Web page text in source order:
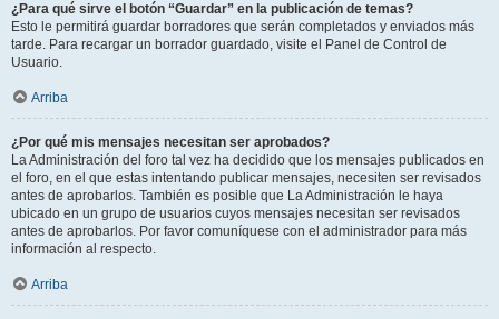
¿Para qué sirve el botón “Guardar” en la publicación de temas?
Esto le permitirá guardar borradores que serán completados y enviados más
tarde. Para recargar un borrador guardado, visite el Panel de Control de
Usuario.
Arriba
¿Por qué mis mensajes necesitan ser aprobados?
La Administración del foro tal vez ha decidido que los mensajes publicados en
el foro, en el que estas intentando publicar mensajes, necesiten ser revisados
antes de aprobarlos. También es posible que La Administración le haya
ubicado en un grupo de usuarios cuyos mensajes necesitan ser revisados
antes de aprobarlos. Por favor comuníquese con el administrador para más
información al respecto.
Arriba